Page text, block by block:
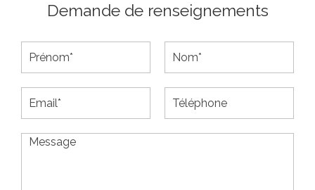
Demande de renseignements